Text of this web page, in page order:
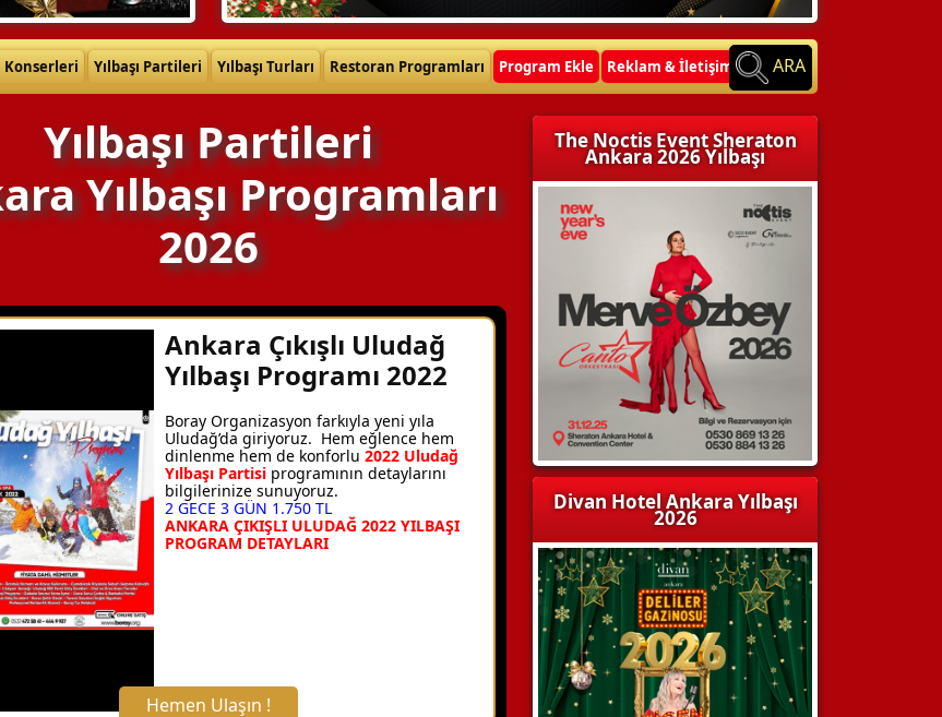
Konserleri Yılbaşı Partileri Yılbaşı Turları Restoran Programları Program Ekle Reklam & İletişim ARA
Yılbaşı Partileri
Yılbaşı Programları
2026
Ankara Çıkışlı Uludağ
Yılbaşı Programı 2022
Boray Organizasyon farkıyla yeni yıla
Uludağ’da giriyoruz. Hem eğlence hem
dinlenme hem de konforlu 2022 Uludağ
Yılbaşı Partisiprogramının detaylarını
bilgilerinize sunuyoruz.
2 GECE 3 GÜN 1.750 TL
ANKARA ÇIKIŞLI ULUDAĞ 2022 YILBAŞI
PROGRAM DETAYLARI
Hemen Ulaşın !
The Noctis Event Sheraton
Ankara 2026 Yılbaşı
Divan Hotel Ankara Yılbaşı
2026